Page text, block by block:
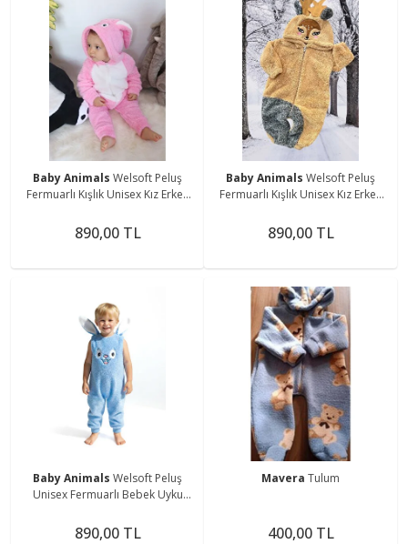
Baby Animals Welsoft Peluş
Fermuarlı Kışlık Unisex Kız Erkek
Tulumu Çocuk Tulumu Kostümü
890,00 TL
Baby Animals Welsoft Peluş
Fermuarlı Kışlık Unisex Kız Erkek
Tulumu Çocuk Tulumu Kostümü
890,00 TL
Baby Animals Welsoft Peluş
Unisex Fermuarlı Bebek Uyku
Tulumu Çocuk Kostümü
890,00 TL
Mavera Tulum
400,00 TL